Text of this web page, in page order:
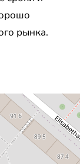
рынка.